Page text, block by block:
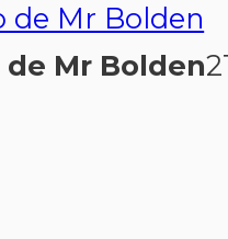
Mr Bolden